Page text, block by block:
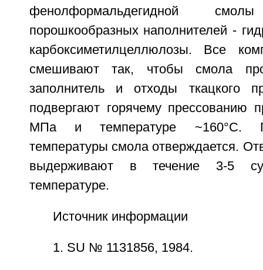
фенолформальдегидной
порошкообразных наполнителей -
карбоксиметилцеллюлозы. Все
смешивают так, чтобы смола
заполнитель и отходы ткацкого
подвергают горячему прессованию
МПа и температуре ~160°C.
температуры смола отверждается.
выдерживают в течение 3-5
температуре.
Источник информации
1. SU № 1131856, 1984.